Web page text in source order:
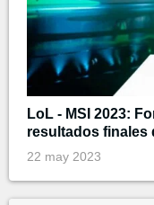
LoL - MSI 2023:
resultados finales
22 may 2023